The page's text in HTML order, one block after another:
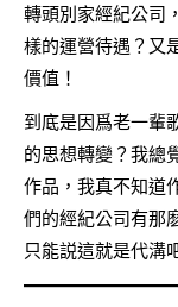
轉頭別家經紀公司
樣的運營待遇？又
價值！
到底是因爲老一輩
的思想轉變？我總
作品，我真不知道
們的經紀公司有那
只能説這就是代溝